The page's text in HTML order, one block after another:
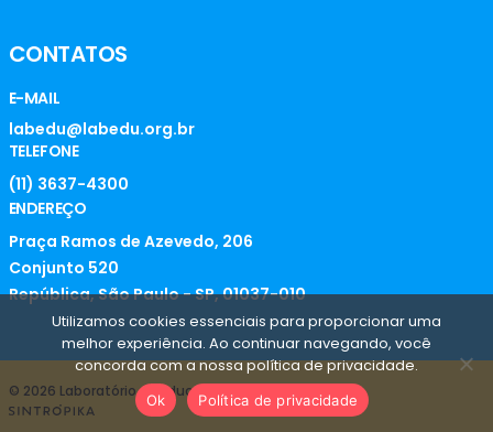
CONTATOS
E-MAIL
labedu@labedu.org.br
TELEFONE
(11) 3637-4300
ENDEREÇO
Praça Ramos de Azevedo, 206
Conjunto 520
República, São Paulo - SP, 01037-010
© 2026 Laboratório de Educação
Utilizamos cookies essenciais para proporcionar uma
melhor experiência. Ao continuar navegando, você
concorda com a nossa política de privacidade.
Ok Política de privacidade